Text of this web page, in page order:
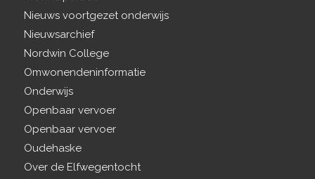
Nieuws voortgezet onderwijs
Nieuwsarchief
Nordwin College
Omwonendeninformatie
Onderwijs
Openbaar vervoer
Openbaar vervoer
Oudehaske
Over de Elfwegentocht